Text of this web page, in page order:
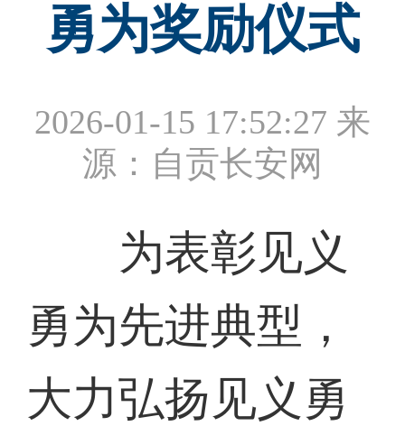
勇为奖励仪式
2026-01-15 17:52:27 来
源：自贡长安网
为表彰见义
勇为先进典型，
大力弘扬见义勇